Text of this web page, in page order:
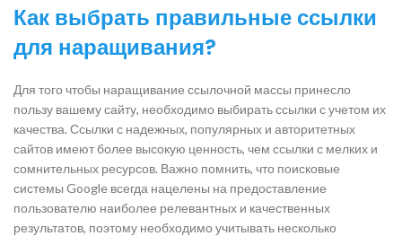
Как выбрать правильные ссылки
для наращивания?
Для того чтобы наращивание ссылочной массы принесло
пользу вашему сайту, необходимо выбирать ссылки с учетом их
качества. Ссылки с надежных, популярных и авторитетных
сайтов имеют более высокую ценность, чем ссылки с мелких и
сомнительных ресурсов. Важно помнить, что поисковые
системы Google всегда нацелены на предоставление
пользователю наиболее релевантных и качественных
результатов, поэтому необходимо учитывать несколько